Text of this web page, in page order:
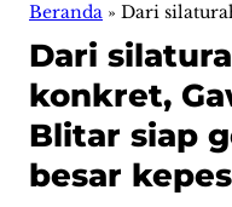
Beranda » Dari
Dari
konkret,
Blitar siap
besar